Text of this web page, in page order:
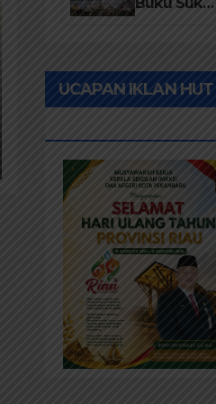
Buku Suku
Merawat
Identitas
Kepastian
Hukum
Masyarakat
Adat
UCAPAN IKLAN HUT